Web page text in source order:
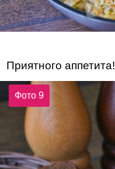
Приятного аппетита!
Фото 9